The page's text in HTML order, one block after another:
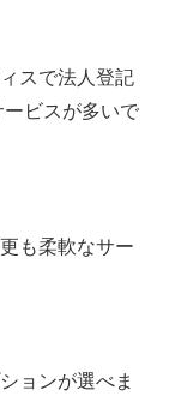
スで法人登記
ビスが多いで
も柔軟なサー
ョンが選べま